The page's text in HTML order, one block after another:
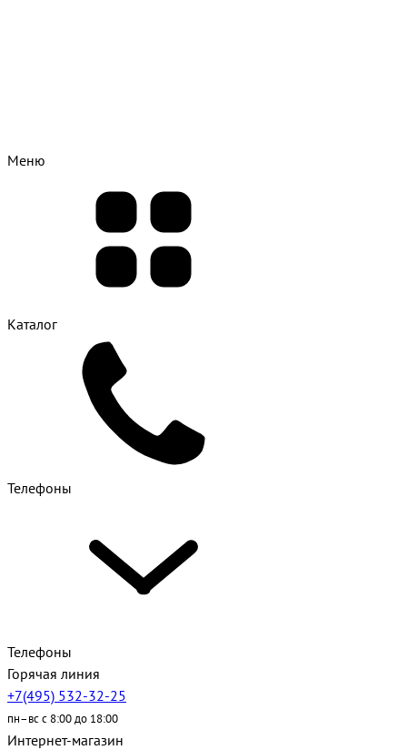
Меню
Каталог
Телефоны
Телефоны
Горячая линия
+7(495) 532-32-25
пн–вс с 8:00 до 18:00
Интернет-магазин